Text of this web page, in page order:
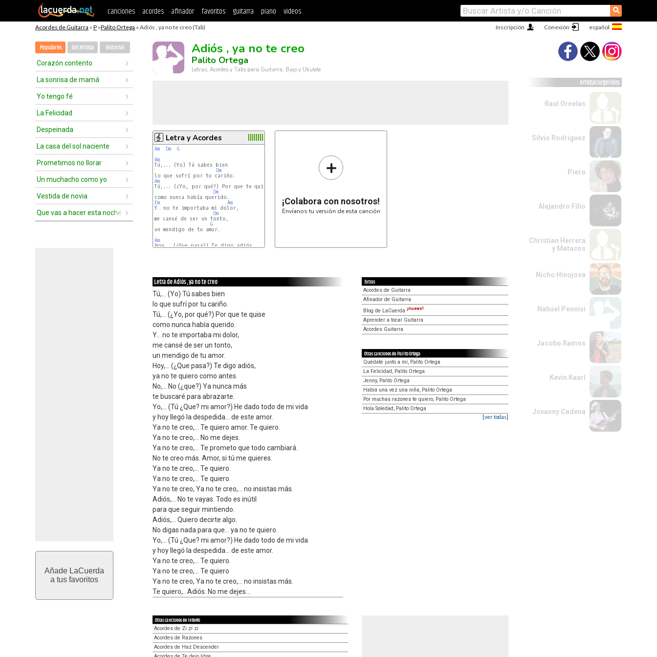
canciones acordes afinador favoritos guitarra piano videos ⚲
Acordes de Guitarra » P »Palito Ortega » Adiós , ya no te creo (Tab) Conexión
Inscripción
Populares del Artista Historial
Corazón contento
La sonrisa de mamá
Yo tengo fé
La Felicidad
Despeinada
La casa del sol naciente
Prometimos no llorar
Un muchacho como yo
Vestida de novia
Que vas a hacer esta noche
Añade LaCuerda
a tus favoritos
Adiós , ya no te creo
Palito Ortega
Letras, Acordes y Tabs para Guitarra, Bajo y Ukulele
Letra y Acordes
Am Dm
G
Am
Dm
Am
Dm
Em
Am
Y… no te importaba mi dolor,
Dm
me cansé de ser un tonto,
G
un mendigo de tu amor.
Am
+
¡Colabora con nosotros!
Envíanos tu versión de esta canción
Letra de Adiós , ya no te creo
Tú,... (Yo) Tú sabes bien
lo que sufrí por tu cariño.
Tú,... (¿Yo, por qué?) Por que te quise
como nunca había querido.
Y… no te importaba mi dolor,
me cansé de ser un tonto,
un mendigo de tu amor.
Hoy,… (¿Que pasa?) Te digo adiós,
ya no te quiero como antes.
No,… No (¿que?) Ya nunca más
te buscaré para abrazarte.
Yo,… (Tú ¿Que? mi amor?) He dado todo de mi vida
y hoy llegó la despedida… de este amor.
Ya no te creo,… Te quiero amor. Te quiero.
Ya no te creo,… No me dejes.
Ya no te creo,… Te prometo que todo cambiará.
No te creo más. Amor, si tú me quieres.
Ya no te creo,… Te quiero.
Ya no te creo,… Te quiero.
Ya no te creo, Ya no te creo,… no insistas más.
Adiós,… No te vayas. Todo es inútil
para que seguir mintiendo.
Adiós,… Quiero decirte algo.
No digas nada para que… ya no te quiero.
Yo,… (Tú ¿Que? mi amor?) He dado todo de mi vida
y hoy llegó la despedida… de este amor.
Ya no te creo,… Te quiero.
Ya no te creo,… Te quiero
Ya no te creo, Ya no te creo,… no insistas más.
Te quiero,.. Adiós. No me dejes…
Extras
Acordes de Guitarra
Afinador de Guitarra
Blog de LaCuerda ¡nuevo!
Aprender a tocar Guitarra
Acordes Guitarra
Otras canciones de Palito Ortega
Quédate junto a mí, Palito Ortega
La Felicidad, Palito Ortega
Jenny, Palito Ortega
Había una vez una niña, Palito Ortega
Por muchas razones te quiero, Palito Ortega
Hola Soledad, Palito Ortega
[ver todas]
Otras canciones de interés
Acordes de Zi zi zi
Acordes de Razones
Acordes de Haz Descender
Artistas Sugeridos
Raul Ornelas
Silvio Rodriguez
Piero
Alejandro Filio
Christian Herrera
y Matacos
Nicho Hinojosa
Nahuel Pennisi
Jacobo Ramos
Kevin Kaarl
Jovanny Cadena